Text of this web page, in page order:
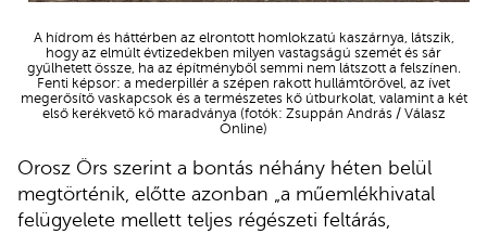
A hídrom és háttérben az elrontott homlokzatú kaszárnya, látszik,
hogy az elmúlt évtizedekben milyen vastagságú szemét és sár
gyűlhetett össze, ha az építményből semmi nem látszott a felszínen.
Fenti képsor: a mederpillér a szépen rakott hullámtörővel, az ívet
megerősítő vaskapcsok és a természetes kő útburkolat, valamint a két
első kerékvető kő maradványa (fotók: Zsuppán András / Válasz
Online)
Orosz Örs szerint a bontás néhány héten belül
megtörténik, előtte azonban „a műemlékhivatal
felügyelete mellett teljes régészeti feltárás,